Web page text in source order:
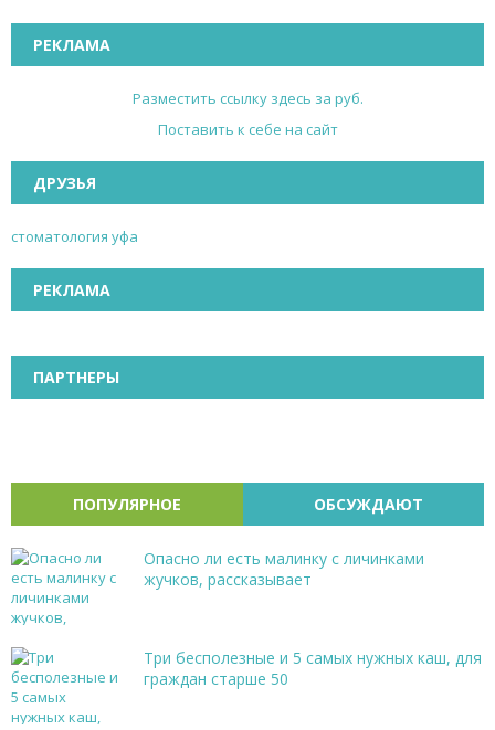
РЕКЛАМА
Разместить ссылку здесь за руб.
Поставить к себе на сайт
ДРУЗЬЯ
стоматология уфа
РЕКЛАМА
ПАРТНЕРЫ
ПОПУЛЯРНОЕ ОБСУЖДАЮТ
Опасно ли есть малинку с личинками
жучков, рассказывает
Три бесполезные и 5 самых нужных каш, для
граждан старше 50